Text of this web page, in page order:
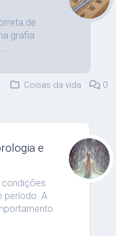
de
grafia
Coisas da vida
0
e
período. A